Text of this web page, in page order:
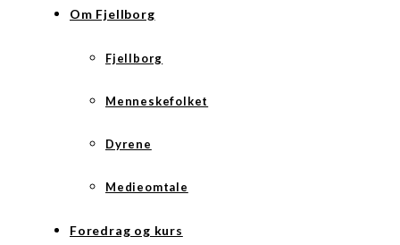
Om Fjellborg
Fjellborg
Menneskefolket
Dyrene
Medieomtale
Foredrag og kurs